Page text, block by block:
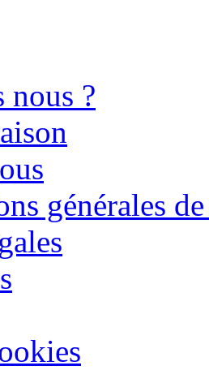
nous ?
générales